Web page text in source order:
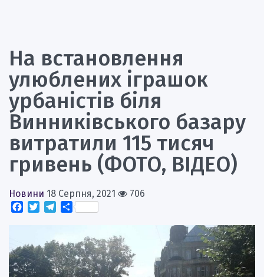
На встановлення
улюблених іграшок
урбаністів біля
Винниківського базару
витратили 115 тисяч
гривень (ФОТО, ВІДЕО)
Новини 18 Серпня, 2021
706
Facebook
TwitterTelegram
Поділитися